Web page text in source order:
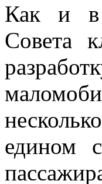
Как и в
Совета
едином